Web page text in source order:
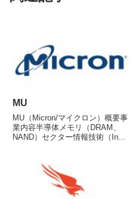
MU
MU（Micron/マイクロン）概要事
業内容半導体メモリ（DRAM、
NAND）セクター情報技術（In...